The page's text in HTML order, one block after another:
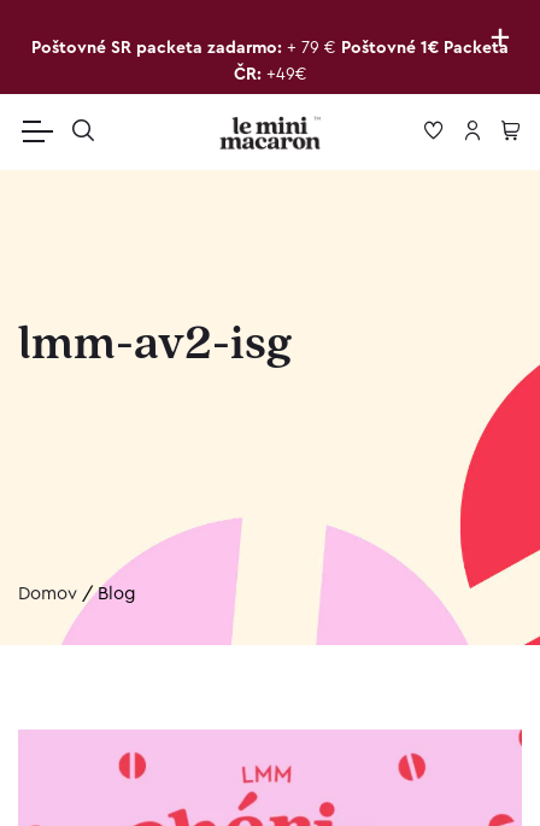
+
Poštovné SR packeta zadarmo: + 79 € Poštovné 1€ Packeta
ČR: +49€
lmm-av2-isg
Domov /Blog